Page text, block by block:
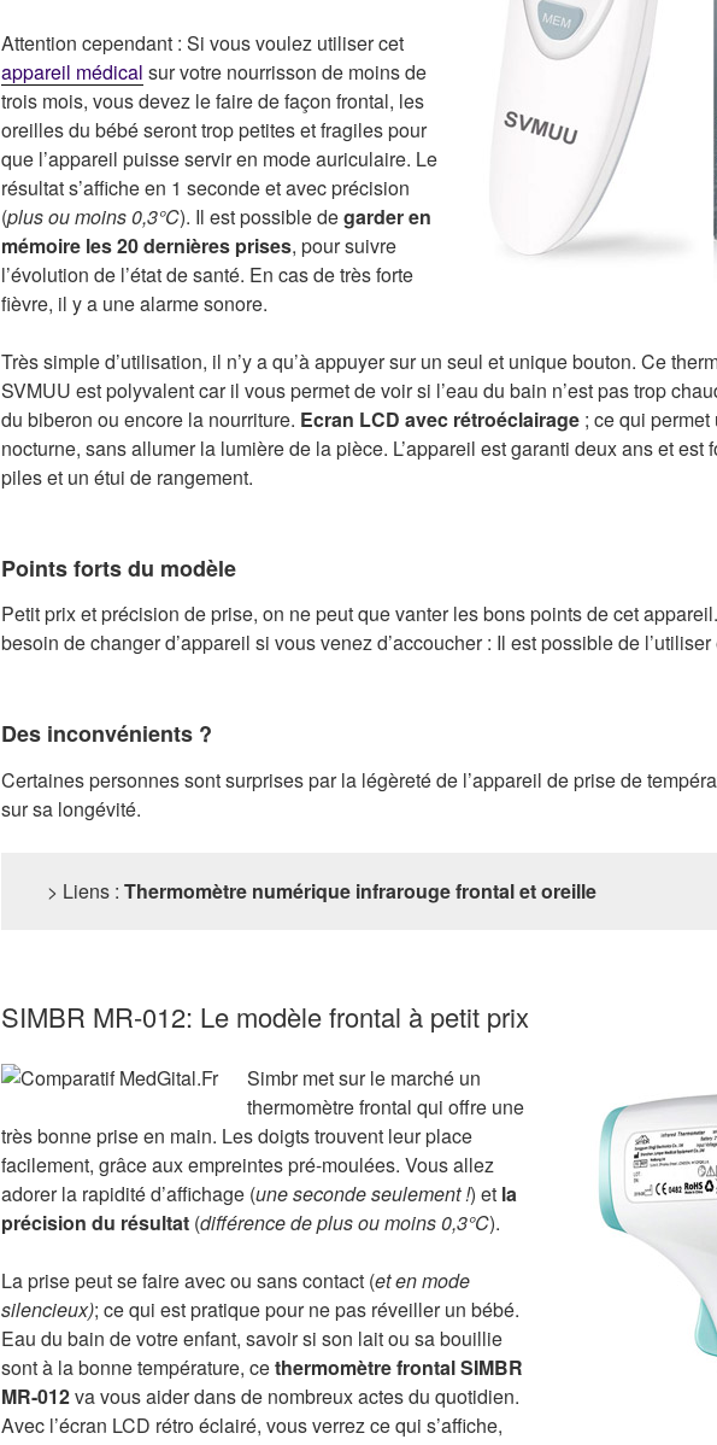
Attention cependant : Si vous voulez utiliser cet
appareil médical sur votre nourrisson de moins de
trois mois, vous devez le faire de façon frontal, les
oreilles du bébé seront trop petites et fragiles pour
que l’appareil puisse servir en mode auriculaire. Le
résultat s’affiche en 1 seconde et avec précision
(plus ou moins 0,3°C). Il est possible degarder en
mémoire les 20 dernières prises, pour suivre
l’évolution de l’état de santé. En cas de très forte
fièvre, il y a une alarme sonore.
Très simple d’utilisation, il n’y a qu’à appuyer sur un seul et unique bouton. Ce
SVMUU est polyvalent car il vous permet de voir si l’eau du bain n’est pas trop
du biberon ou encore la nourriture. Ecran LCD avec rétroéclairage ; ce qui
nocturne, sans allumer la lumière de la pièce. L’appareil est garanti deux ans et est
piles et un étui de rangement.
Points forts du modèle
Petit prix et précision de prise, on ne peut que vanter les bons points de cet
besoin de changer d’appareil si vous venez d’accoucher : Il est possible de
Des inconvénients ?
Certaines personnes sont surprises par la légèreté de l’appareil de prise de
sur sa longévité.
> Liens : Thermomètre numérique infrarouge frontal et oreille
SIMBR MR-012: Le modèle frontal à petit prix
Simbr met sur le marché un
thermomètre frontal qui offre une
très bonne prise en main. Les doigts trouvent leur place
facilement, grâce aux empreintes pré-moulées. Vous allez
adorer la rapidité d’affichage (une seconde seulement !) et la
précision du résultat (différence de plus ou moins 0,3°C).
La prise peut se faire avec ou sans contact (et en mode
silencieux); ce qui est pratique pour ne pas réveiller un bébé.
Eau du bain de votre enfant, savoir si son lait ou sa bouillie
sont à la bonne température, cethermomètre frontal SIMBR
MR-012va vous aider dans de nombreux actes du quotidien.
Avec l’écran LCD rétro éclairé, vous verrez ce qui s’affiche,